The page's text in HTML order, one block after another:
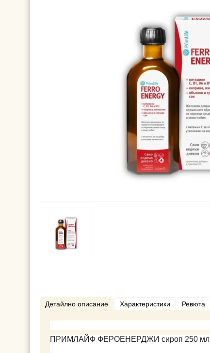
Детайлно описание Характеристики Ревюта
ПРИМЛАЙФ ФЕРОЕНЕРДЖИ сироп 250 мл